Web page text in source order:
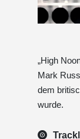
„High
Mark
dem
wurde.